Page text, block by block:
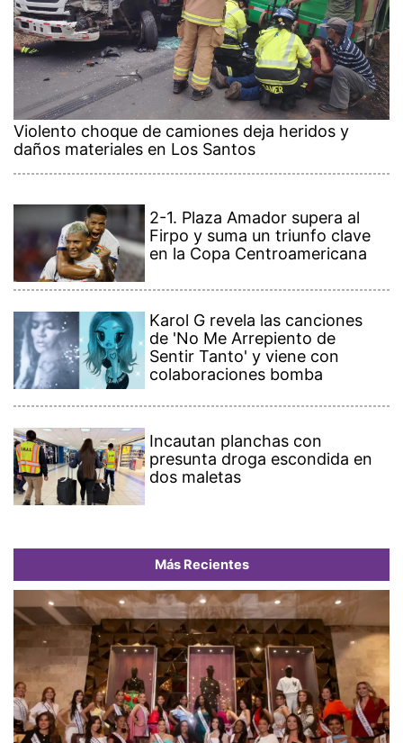
Violento choque de camiones deja heridos y
daños materiales en Los Santos
2-1. Plaza Amador supera al
Firpo y suma un triunfo clave
en la Copa Centroamericana
Karol G revela las canciones
de 'No Me Arrepiento de
Sentir Tanto' y viene con
colaboraciones bomba
Incautan planchas con
presunta droga escondida en
dos maletas
Más Recientes